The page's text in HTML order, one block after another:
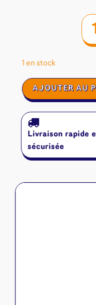
1 en stock
quantité
de
Mot
AJOUTER AU
Livraison rapide
sécurisée